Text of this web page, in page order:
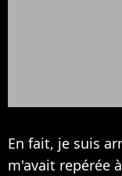
En fait, je suis
m'avait repérée